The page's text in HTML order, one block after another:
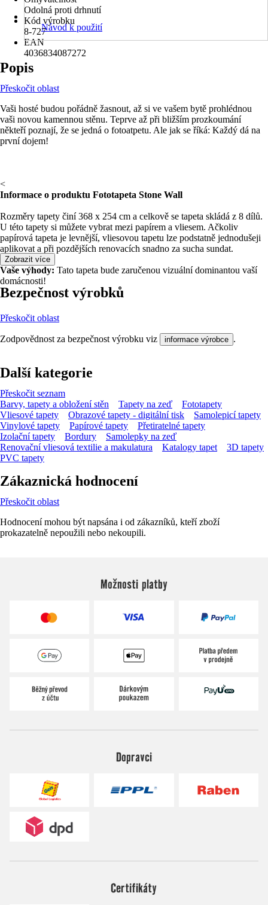
Odolná proti drhnutí
Kód výrobku
8-727
EAN
4036834087272
Návod k použití
Popis
Přeskočit oblast
Vaši hosté budou pořádně žasnout, až si ve vašem bytě prohlédnou
vaši novou kamennou stěnu. Teprve až při bližším prozkoumání
někteří poznají, že se jedná o fotoatpetu. Ale jak se říká: Každý dá na
první dojem!
<
Informace o produktu Fototapeta Stone Wall
Rozměry tapety činí 368 x 254 cm a celkově se tapeta skládá z 8 dílů.
U této tapety si můžete vybrat mezi papírem a vliesem. Ačkoliv
papírová tapeta je levnější, vliesovou tapetu lze podstatně jednodušeji
aplikovat a při pozdějších renovacích snadno za sucha sundat.
Vaše výhody: Tato tapeta bude zaručenou vizuální dominantou vaší
domácnosti!
Zobrazit více
Bezpečnost výrobků
Přeskočit oblast
Zodpovědnost za bezpečnost výrobku viz informace výrobce .
Další kategorie
Přeskočit seznam
Barvy, tapety a obložení stěn
Tapety na zeď
Fototapety
Vliesové tapety
Obrazové tapety - digitální tisk
Samolepicí tapety
Vinylové tapety
Papírové tapety
Přetiratelné tapety
Izolační tapety
Bordury
Samolepky na zeď
Renovační vliesová textilie a makulatura
Katalogy tapet
3D tapety
PVC tapety
Zákaznická hodnocení
Přeskočit oblast
Hodnocení mohou být napsána i od zákazníků, kteří zboží
prokazatelně nepoužili nebo nekoupili.
Možnosti platby
Dopravci
Certifikáty